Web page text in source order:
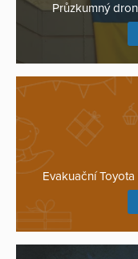
Průzkumný
Evakuační